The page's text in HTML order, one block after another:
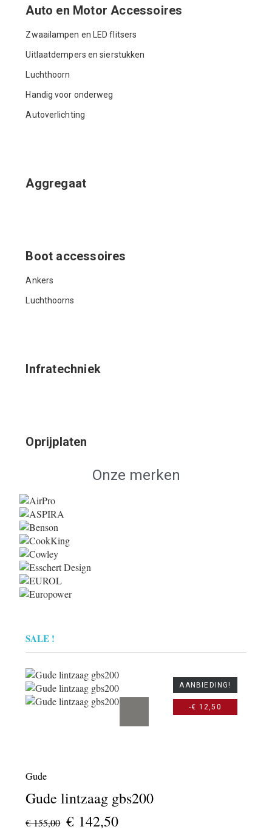
Auto en Motor Accessoires
Zwaailampen en LED flitsers
Uitlaatdempers en sierstukken
Luchthoorn
Handig voor onderweg
Autoverlichting
Aggregaat
Boot accessoires
Ankers
Luchthoorns
Infratechniek
Oprijplaten
Onze merken
SALE !
Gude
Gude lintzaag gbs200
€ 155,00 € 142,50
AANBIEDING!
-€ 12,50